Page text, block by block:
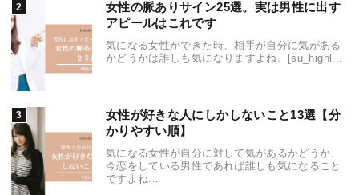
女性の脈ありサイン25選。実は男性に出す
アピールはこれです
気になる女性ができた時、相手が自分に気がある
かどうかは誰しも気になりますよね。[su_highl...
女性が好きな人にしかしないこと13選【分
かりやすい順】
気になる女性が自分に対して気があるかどうか、
今恋をしている男性であれば誰しも気になること
ですよね...